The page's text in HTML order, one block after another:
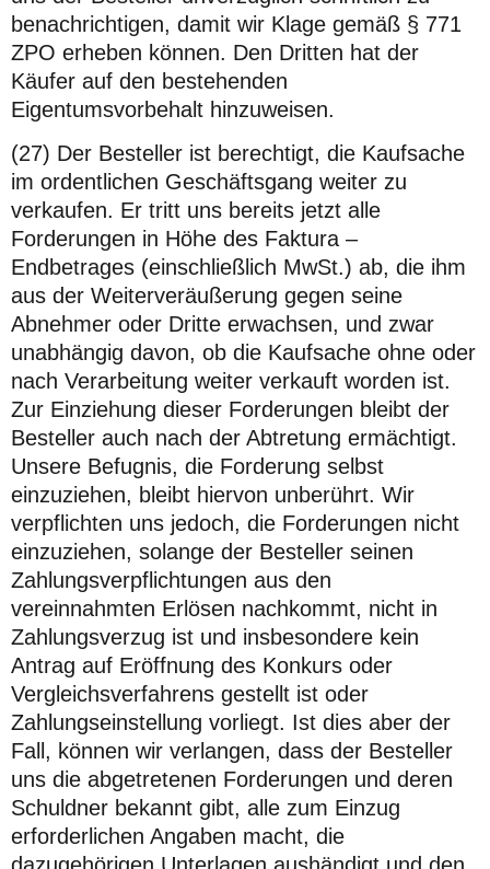
benachrichtigen, damit wir Klage gemäß § 771
ZPO erheben können. Den Dritten hat der
Käufer auf den bestehenden
Eigentumsvorbehalt hinzuweisen.
(27) Der Besteller ist berechtigt, die Kaufsache
im ordentlichen Geschäftsgang weiter zu
verkaufen. Er tritt uns bereits jetzt alle
Forderungen in Höhe des Faktura –
Endbetrages (einschließlich MwSt.) ab, die ihm
aus der Weiterveräußerung gegen seine
Abnehmer oder Dritte erwachsen, und zwar
unabhängig davon, ob die Kaufsache ohne oder
nach Verarbeitung weiter verkauft worden ist.
Zur Einziehung dieser Forderungen bleibt der
Besteller auch nach der Abtretung ermächtigt.
Unsere Befugnis, die Forderung selbst
einzuziehen, bleibt hiervon unberührt. Wir
verpflichten uns jedoch, die Forderungen nicht
einzuziehen, solange der Besteller seinen
Zahlungsverpflichtungen aus den
vereinnahmten Erlösen nachkommt, nicht in
Zahlungsverzug ist und insbesondere kein
Antrag auf Eröffnung des Konkurs oder
Vergleichsverfahrens gestellt ist oder
Zahlungseinstellung vorliegt. Ist dies aber der
Fall, können wir verlangen, dass der Besteller
uns die abgetretenen Forderungen und deren
Schuldner bekannt gibt, alle zum Einzug
erforderlichen Angaben macht, die